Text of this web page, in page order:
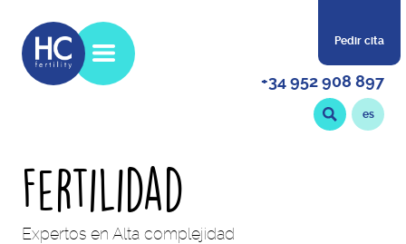
Pedir cita
+34 952 908 897
es
Fertilidad
Expertos en Alta complejidad